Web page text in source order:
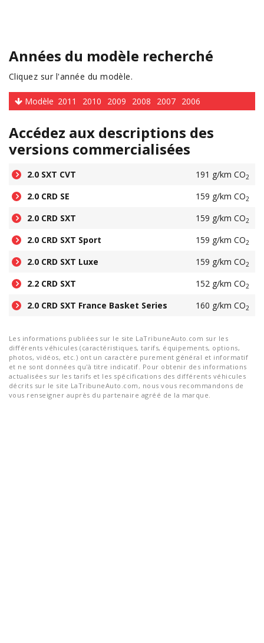
Années du modèle recherché
Cliquez sur l'année du modèle.
Modèle 2011 2010 2009 2008 2007 2006
Accédez aux descriptions des
versions commercialisées
2.0 SXT CVT 191 g/km CO2
2.0 CRD SE 159 g/km CO2
2.0 CRD SXT 159 g/km CO2
2.0 CRD SXT Sport 159 g/km CO2
2.0 CRD SXT Luxe 159 g/km CO2
2.2 CRD SXT 152 g/km CO2
2.0 CRD SXT France Basket Series 160 g/km CO2
Les informations publiées sur le site LaTribuneAuto.com sur les
différents véhicules (caractéristiques, tarifs, équipements, options,
photos, vidéos, etc.) ont un caractère purement général et informatif
et ne sont données qu'à titre indicatif. Pour obtenir des informations
actualisées sur les tarifs et les spécifications des différents véhicules
décrits sur le site LaTribuneAuto.com, nous vous recommandons de
vous renseigner auprès du partenaire agréé de la marque.